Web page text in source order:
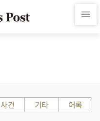
사건 기타 어록